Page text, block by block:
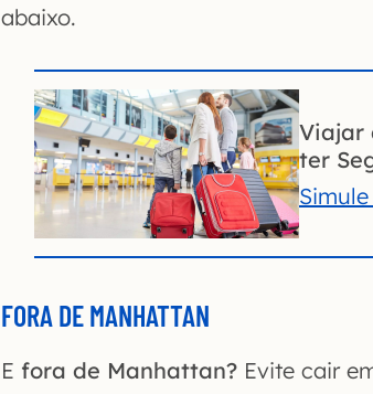
abaixo.
Viajar
ter
FORA DE MANHATTAN
E fora de Manhattan? Evite cair